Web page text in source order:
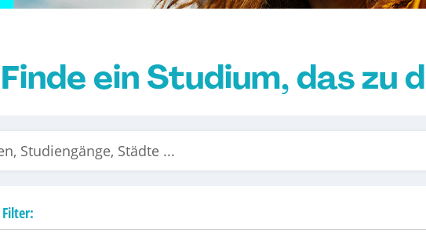
Finde ein Studium, das zu
Filter: